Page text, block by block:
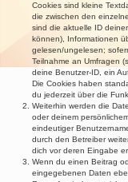
Cookies sind kleine
die zwischen den
sind die aktuelle ID
können), Informationen
gelesen/ungelesen;
Teilnahme an Umfragen
deine Benutzer-ID, ein
Die Cookies haben
du jederzeit über die
Weiterhin werden die
oder deinem
eindeutiger
durch den Betreiber
dich vor deren Eingabe
Wenn du einen Beitrag
eingegebenen Daten